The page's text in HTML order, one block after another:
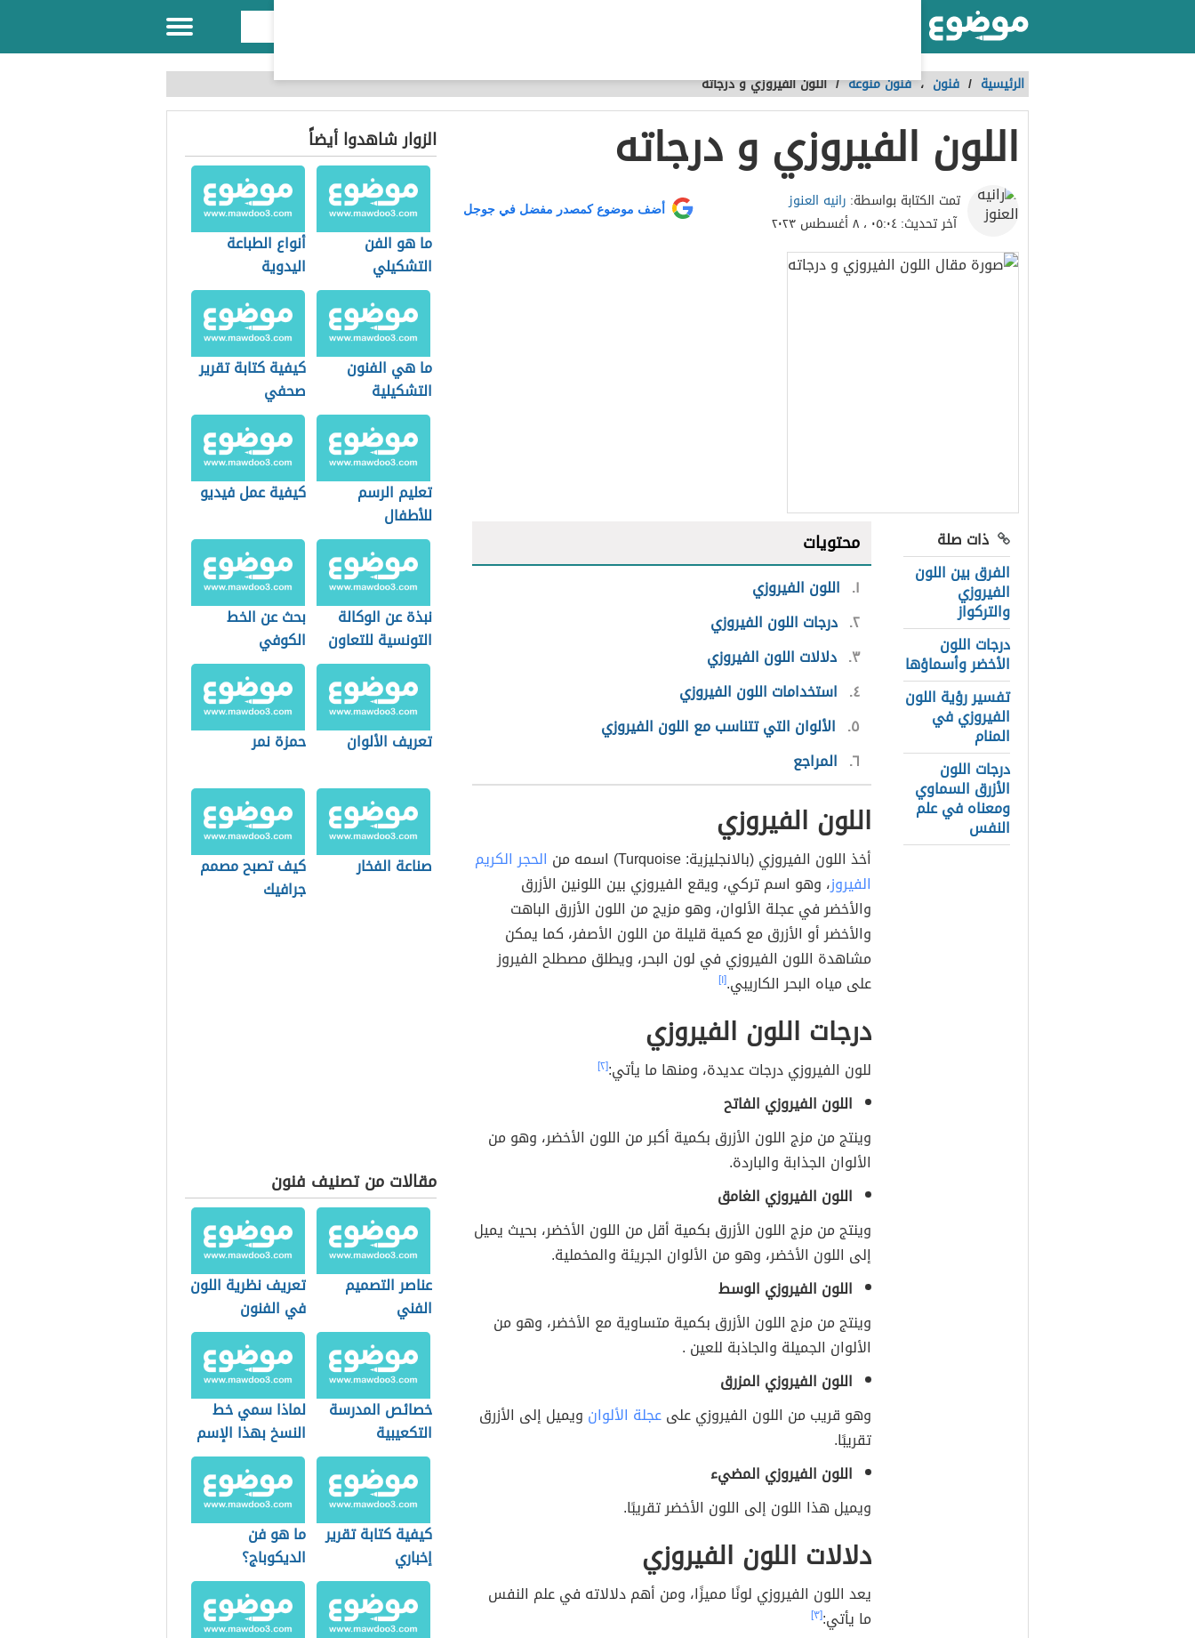
الرئيسية / فنون ،فنون منوعة /اللون الفيروزي و درجاته
اللون الفيروزي و درجاته
تمت الكتابة بواسطة: رانيه العنوز
آخر تحديث:٠٥:٠٤ ، ٨ أغسطس ٢٠٢٣
أضف موضوع كمصدر مفضل في جوجل
ذات صلة
الفرق بين اللون
الفيروزي
والتركواز
درجات اللون
الأخضر وأسماؤها
تفسير رؤية اللون
الفيروزي في
المنام
درجات اللون
الأزرق السماوي
ومعناه في علم
النفس
محتويات
١ اللون الفيروزي
٢ درجات اللون الفيروزي
٣ دلالات اللون الفيروزي
٤ استخدامات اللون الفيروزي
٥ الألوان التي تتناسب مع اللون الفيروزي
٦ المراجع
اللون الفيروزي
أخذ اللون الفيروزي (بالانجليزية: Turquoise) اسمه من
الحجر الكريم
الفيروز، وهو اسم تركي، ويقع الفيروزي بين اللونين الأزرق
والأخضر في عجلة الألوان، وهو مزيج من اللون الأزرق الباهت
والأخضر أو ​​الأزرق مع كمية قليلة من اللون الأصفر، كما يمكن
مشاهدة اللون الفيروزي في لون البحر، ويطلق مصطلح الفيروز
على مياه البحر الكاريبي.[١]
درجات اللون الفيروزي
للون الفيروزي درجات عديدة، ومنها ما يأتي:[٢]
اللون الفيروزي الفاتح
وينتج من مزج اللون الأزرق بكمية أكبر من اللون الأخضر، وهو من
الألوان الجذابة والباردة.
اللون الفيروزي الغامق
وينتج من مزج اللون الأزرق بكمية أقل من اللون الأخضر، بحيث يميل
إلى اللون الأخضر، وهو من الألوان الجريئة والمخملية.
اللون الفيروزي الوسط
وينتج من مزج اللون الأزرق بكمية متساوية مع الأخضر، وهو من
الألوان الجميلة والجاذبة للعين .
اللون الفيروزي المزرق
وهو قريب من اللون الفيروزي علىعجلة الألوان ويميل إلى الأزرق
تقريبًا.
اللون الفيروزي المضيء
ويميل هذا اللون إلى اللون الأخضر تقريبًا.
دلالات اللون الفيروزي
يعد اللون الفيروزي لونًا مميزًا، ومن أهم دلالاته في علم النفس
ما يأتي:[٣]
الزوار شاهدوا أيضاً
ما هو الفن
التشكيلي
أنواع الطباعة
اليدوية
ما هي الفنون
التشكيلية
كيفية كتابة تقرير
صحفي
تعليم الرسم
للأطفال
كيفية عمل فيديو
نبذة عن الوكالة
التونسية للتعاون
الفني
بحث عن الخط
الكوفي
تعريف الألوان حمزة نمر
صناعة الفخار
كيف تصبح مصمم
جرافيك
مقالات من تصنيف فنون
عناصر التصميم
الفني
تعريف نظرية اللون
في الفنون
التشكيلية
خصائص المدرسة
التكعيبية
لماذا سمي خط
النسخ بهذا الإسم
كيفية كتابة تقرير
إخباري
ما هو فن
الديكوباج؟